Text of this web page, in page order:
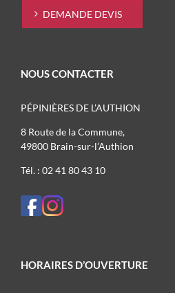
DEMANDE DEVIS
NOUS CONTACTER
PÉPINIÈRES DE L’AUTHION
8 Route de la Commune,
49800 Brain-sur-l’Authion
Tél. : 02 41 80 43 10
HORAIRES D’OUVERTURE